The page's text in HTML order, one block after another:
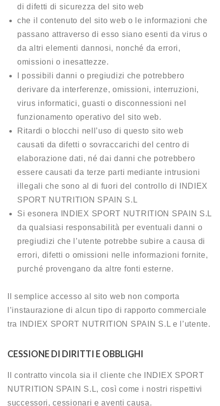
di difetti di sicurezza del sito web
che il contenuto del sito web o le informazioni che
passano attraverso di esso siano esenti da virus o
da altri elementi dannosi, nonché da errori,
omissioni o inesattezze.
I possibili danni o pregiudizi che potrebbero
derivare da interferenze, omissioni, interruzioni,
virus informatici, guasti o disconnessioni nel
funzionamento operativo del sito web.
Ritardi o blocchi nell’uso di questo sito web
causati da difetti o sovraccarichi del centro di
elaborazione dati, né dai danni che potrebbero
essere causati da terze parti mediante intrusioni
illegali che sono al di fuori del controllo di INDIEX
SPORT NUTRITION SPAIN S.L
Si esonera INDIEX SPORT NUTRITION SPAIN S.L
da qualsiasi responsabilità per eventuali danni o
pregiudizi che l’utente potrebbe subire a causa di
errori, difetti o omissioni nelle informazioni fornite,
purché provengano da altre fonti esterne.
Il semplice accesso al sito web non comporta
l’instaurazione di alcun tipo di rapporto commerciale
tra INDIEX SPORT NUTRITION SPAIN S.L e l’utente.
CESSIONE DI DIRITTI E OBBLIGHI
Il contratto vincola sia il cliente che INDIEX SPORT
NUTRITION SPAIN S.L, così come i nostri rispettivi
successori, cessionari e aventi causa.